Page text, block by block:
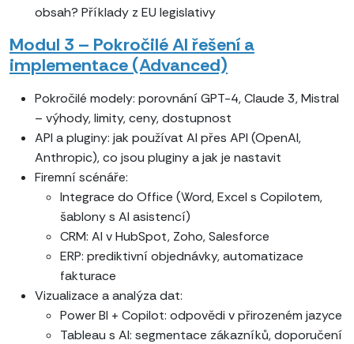
obsah? Příklady z EU legislativy
Modul 3 – Pokročilé AI řešení a
implementace (Advanced)
Pokročilé modely: porovnání GPT-4, Claude 3, Mistral
– výhody, limity, ceny, dostupnost
API a pluginy: jak používat AI přes API (OpenAI,
Anthropic), co jsou pluginy a jak je nastavit
Firemní scénáře:
Integrace do Office (Word, Excel s Copilotem,
šablony s AI asistencí)
CRM: AI v HubSpot, Zoho, Salesforce
ERP: prediktivní objednávky, automatizace
fakturace
Vizualizace a analýza dat:
Power BI + Copilot: odpovědi v přirozeném jazyce
Tableau s AI: segmentace zákazníků, doporučení